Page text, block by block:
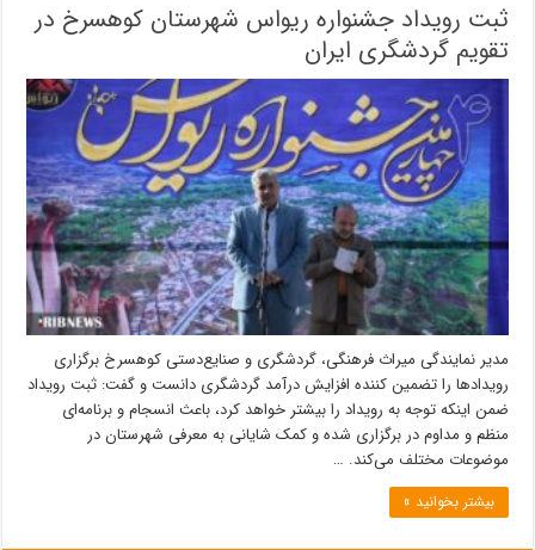
ثبت رویداد جشنواره ریواس شهرستان کوهسرخ در
تقویم گردشگری ایران
مدیر نمایندگی میراث فرهنگی، گردشگری و صنایع‌دستی کوهسرخ برگزاری
رویدادها را تضمین کننده افزایش درآمد گردشگری دانست و گفت: ثبت رویداد
ضمن اینکه توجه به رویداد را بیشتر خواهد کرد، باعث انسجام و برنامه‌ای
منظم و مداوم در برگزاری شده و کمک شایانی به معرفی شهرستان در
موضوعات مختلف می‌کند. …
بیشتر بخوانید »